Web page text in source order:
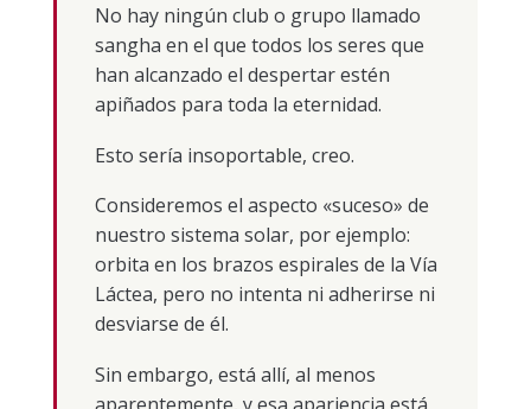
No hay ningún club o grupo llamado
sangha en el que todos los seres que
han alcanzado el despertar estén
apiñados para toda la eternidad.
Esto sería insoportable, creo.
Consideremos el aspecto «suceso» de
nuestro sistema solar, por ejemplo:
orbita en los brazos espirales de la Vía
Láctea, pero no intenta ni adherirse ni
desviarse de él.
Sin embargo, está allí, al menos